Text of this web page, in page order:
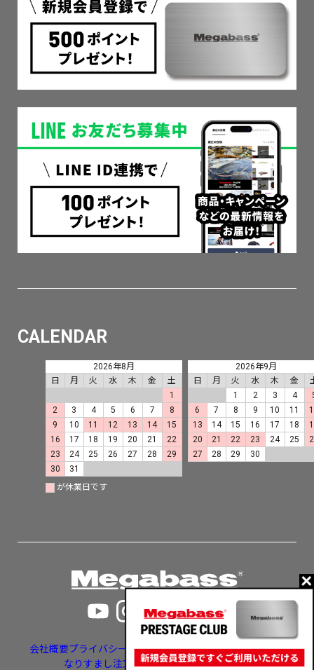
CALENDAR
2026年8月
日
月 火 水 木 金
土
1
2
3 4 5 6 7
8
9
10 11 12 13 14
15
16
17 18 19 20 21
22
23
24 25 26 27 28
29
30
31
2026年9月
日
月 火 水 木 金
1
2 3 4
6
7 8 9 10 11
13
14 15 16 17 18
20
21 22 23 24 25
27
28 29 30
が休業日です
会社概要プライバシーポリシー特定商取引法に基づく表示
なりすまし注文・いたずら注文等への対応